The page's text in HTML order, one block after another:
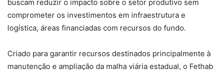
buscam reduzir o impacto sobre o setor produtivo sem
comprometer os investimentos em infraestrutura e
logística, áreas financiadas com recursos do fundo.
Criado para garantir recursos destinados principalmente à
manutenção e ampliação da malha viária estadual, o Fethab